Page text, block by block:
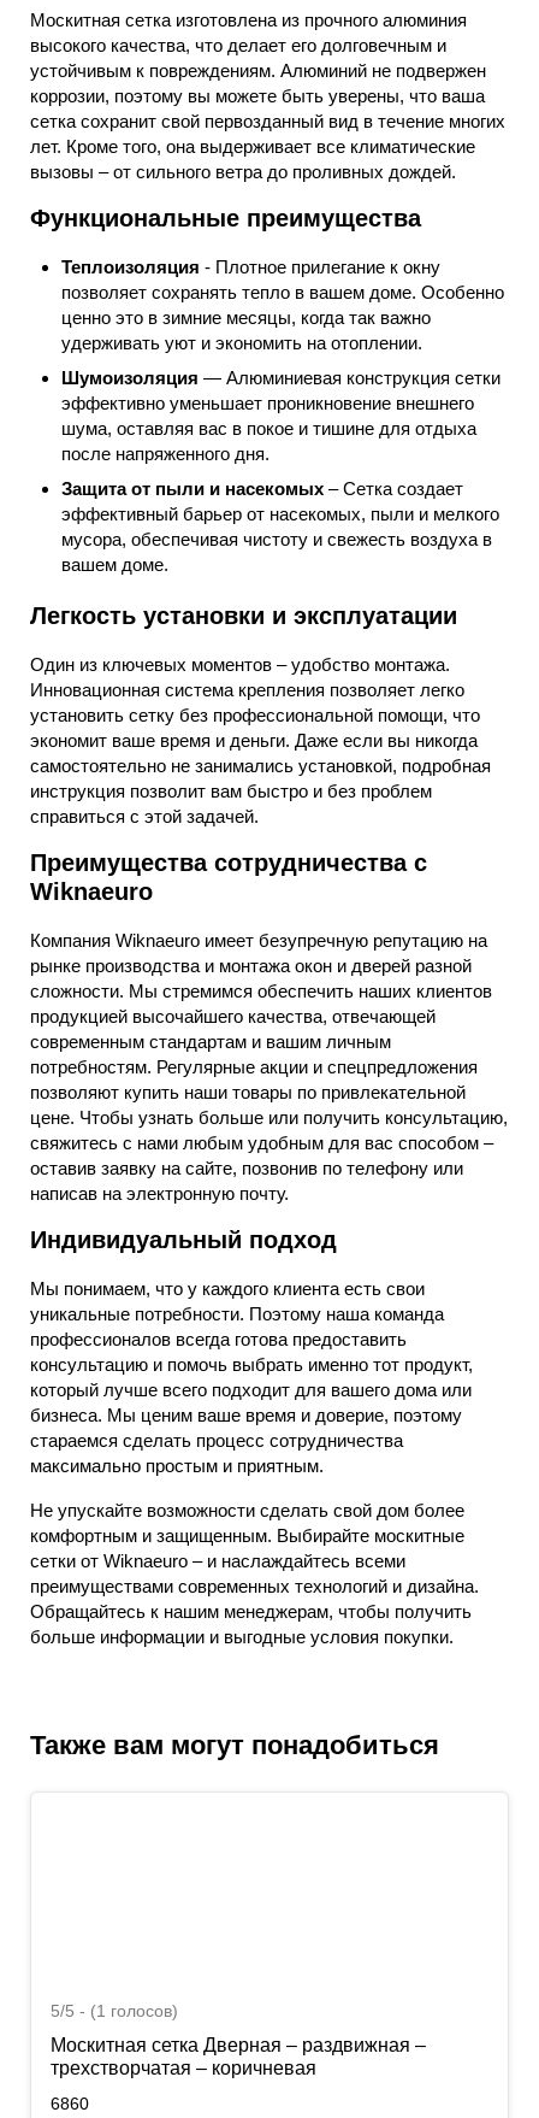
Москитная сетка изготовлена из прочного алюминия
высокого качества, что делает его долговечным и
устойчивым к повреждениям. Алюминий не подвержен
коррозии, поэтому вы можете быть уверены, что ваша
сетка сохранит свой первозданный вид в течение многих
лет. Кроме того, она выдерживает все климатические
вызовы – от сильного ветра до проливных дождей.
Функциональные преимущества
Теплоизоляция - Плотное прилегание к окну
позволяет сохранять тепло в вашем доме. Особенно
ценно это в зимние месяцы, когда так важно
удерживать уют и экономить на отоплении.
Шумоизоляция — Алюминиевая конструкция сетки
эффективно уменьшает проникновение внешнего
шума, оставляя вас в покое и тишине для отдыха
после напряженного дня.
Защита от пыли и насекомых – Сетка создает
эффективный барьер от насекомых, пыли и мелкого
мусора, обеспечивая чистоту и свежесть воздуха в
вашем доме.
Легкость установки и эксплуатации
Один из ключевых моментов – удобство монтажа.
Инновационная система крепления позволяет легко
установить сетку без профессиональной помощи, что
экономит ваше время и деньги. Даже если вы никогда
самостоятельно не занимались установкой, подробная
инструкция позволит вам быстро и без проблем
справиться с этой задачей.
Преимущества сотрудничества с
Wiknaeuro
Компания Wiknaeuro имеет безупречную репутацию на
рынке производства и монтажа окон и дверей разной
сложности. Мы стремимся обеспечить наших клиентов
продукцией высочайшего качества, отвечающей
современным стандартам и вашим личным
потребностям. Регулярные акции и спецпредложения
позволяют купить наши товары по привлекательной
цене. Чтобы узнать больше или получить консультацию,
свяжитесь с нами любым удобным для вас способом –
оставив заявку на сайте, позвонив по телефону или
написав на электронную почту.
Индивидуальный подход
Мы понимаем, что у каждого клиента есть свои
уникальные потребности. Поэтому наша команда
профессионалов всегда готова предоставить
консультацию и помочь выбрать именно тот продукт,
который лучше всего подходит для вашего дома или
бизнеса. Мы ценим ваше время и доверие, поэтому
стараемся сделать процесс сотрудничества
максимально простым и приятным.
Не упускайте возможности сделать свой дом более
комфортным и защищенным. Выбирайте москитные
сетки от Wiknaeuro – и наслаждайтесь всеми
преимуществами современных технологий и дизайна.
Обращайтесь к нашим менеджерам, чтобы получить
больше информации и выгодные условия покупки.
Также вам могут понадобиться
5/5 - (1 голосов)
Москитная сетка Дверная – раздвижная –
трехстворчатая – коричневая
6860